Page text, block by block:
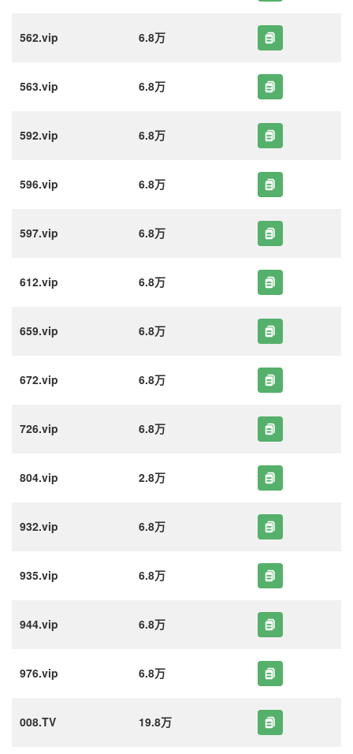
562.vip 6.8万
563.vip 6.8万
592.vip 6.8万
596.vip 6.8万
597.vip 6.8万
612.vip 6.8万
659.vip 6.8万
672.vip 6.8万
726.vip 6.8万
804.vip 2.8万
932.vip 6.8万
935.vip 6.8万
944.vip 6.8万
976.vip 6.8万
008.TV 19.8万